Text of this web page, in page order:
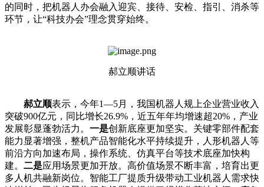
的同时，把机器人办会融入迎宾、接待、安检、指引、消杀等
环节，让“科技办会”理念贯穿始终。
郝立顺讲话
郝立顺表示，今年1—5月，我国机器人规上企业营业收入
突破900亿元，同比增长26.9%，近五年年均增速超20%，产业
发展彰显蓬勃活力。 一是创新底座更加坚实。关键零部件配套
能力显著增强，整机产品智能化水平持续提升，人形机器人等
前沿方向加速布局，操作系统、仿真平台等技术底座加快构
建。 二是应用场景更加开放。高价值场景不断丰富，培育出更
多人机共融新岗位。智能工厂提质升级带动工业机器人需求快